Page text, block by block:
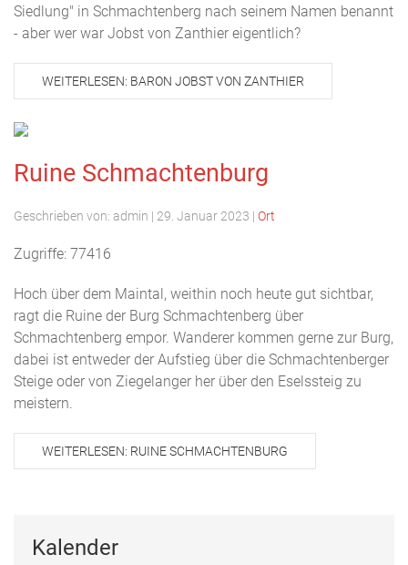
Siedlung" in Schmachtenberg nach seinem Namen benannt
- aber wer war Jobst von Zanthier eigentlich?
WEITERLESEN: BARON JOBST VON ZANTHIER
Ruine Schmachtenburg
Geschrieben von: admin | 29. Januar 2023 | Ort
Zugriffe: 77416
Hoch über dem Maintal, weithin noch heute gut sichtbar,
ragt die Ruine der Burg Schmachtenberg über
Schmachtenberg empor. Wanderer kommen gerne zur Burg,
dabei ist entweder der Aufstieg über die Schmachtenberger
Steige oder von Ziegelanger her über den Eselssteig zu
meistern.
WEITERLESEN: RUINE SCHMACHTENBURG
Kalender